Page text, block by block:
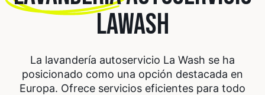
LAWASH
La lavandería autoservicio La Wash se ha
posicionado como una opción destacada en
Europa. Ofrece servicios eficientes para todo